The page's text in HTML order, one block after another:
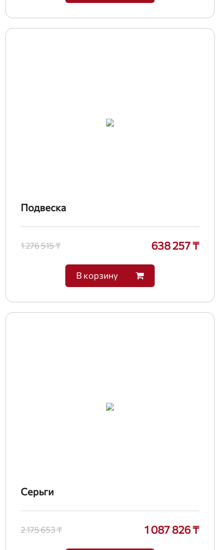
Подвеска
1 276 515 ₸ 638 257 ₸
В корзину
Серьги
2 175 653 ₸ 1 087 826 ₸